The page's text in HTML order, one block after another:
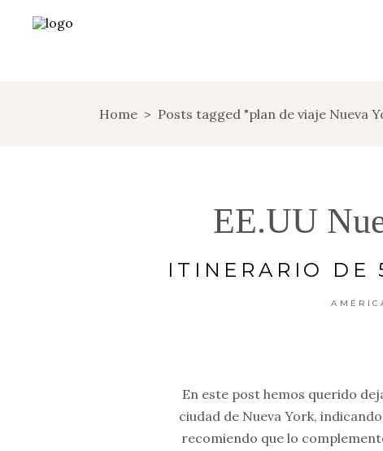
Home > Posts tagged "plan de viaje Nueva
EE.UU
ITINERARIO DE
En este post hemos querido
ciudad de Nueva York,
recomiendo que lo